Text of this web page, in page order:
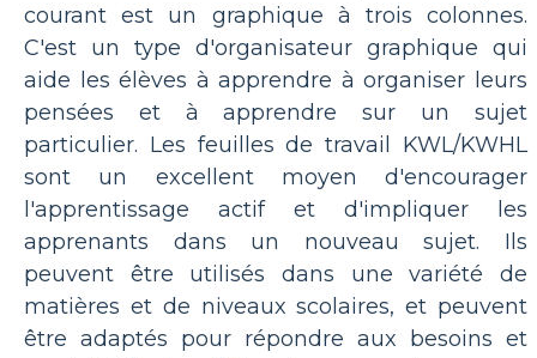
courant est un graphique à trois colonnes.
C'est un type d'organisateur graphique qui
aide les élèves à apprendre à organiser leurs
pensées et à apprendre sur un sujet
particulier. Les feuilles de travail KWL/KWHL
sont un excellent moyen d'encourager
l'apprentissage actif et d'impliquer les
apprenants dans un nouveau sujet. Ils
peuvent être utilisés dans une variété de
matières et de niveaux scolaires, et peuvent
être adaptés pour répondre aux besoins et